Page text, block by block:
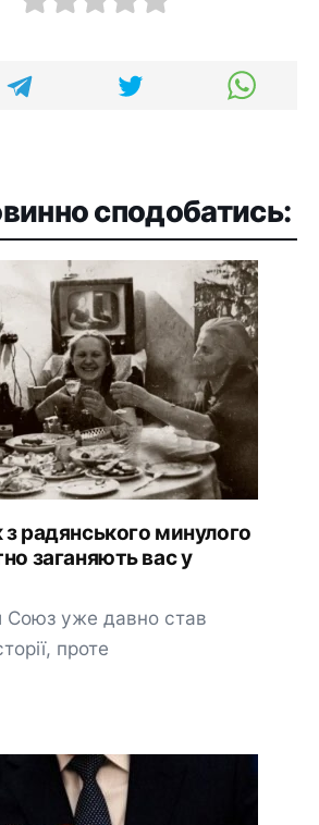
сподобатись:
з радянського минулого
заганяють вас у
Союз уже давно став
проте